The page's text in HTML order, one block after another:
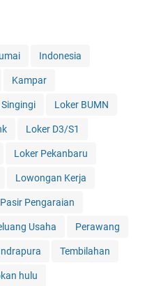
Indonesia
Kampar
Loker BUMN
Loker D3/S1
Loker Pekanbaru
Lowongan Kerja
Pasir Pengaraian
Usaha Perawang
Tembilahan
hulu